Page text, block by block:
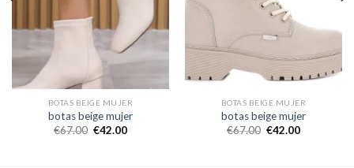
BOTAS BEIGE MUJER
botas beige mujer
€67.00 €42.00
BOTAS BEIGE MUJER
botas beige mujer
€67.00 €42.00